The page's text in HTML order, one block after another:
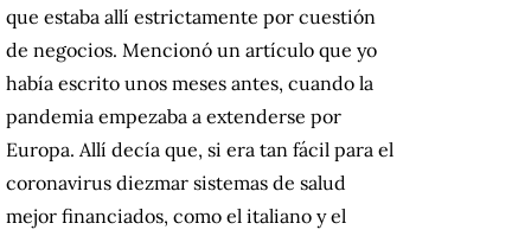
que estaba allí estrictamente por cuestión
de negocios. Mencionó un artículo que yo
había escrito unos meses antes, cuando la
pandemia empezaba a extenderse por
Europa. Allí decía que, si era tan fácil para el
coronavirus diezmar sistemas de salud
mejor financiados, como el italiano y el